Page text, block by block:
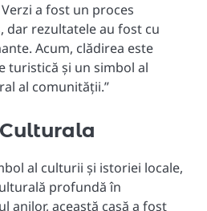
a fost un proces
dar rezultatele au fost cu
Acum, clădirea este
turistică și un simbol al
al comunității.”
al culturii și istoriei locale,
profundă în
anilor, această casă a fost